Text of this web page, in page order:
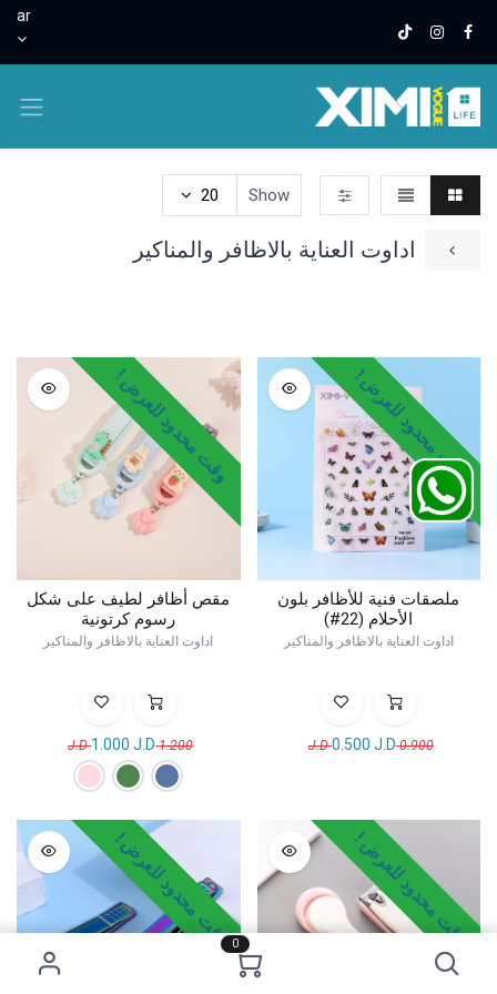
0
ar
اداوت العناية بالاظافر والمناكير
Show
20
وقت محدود للعرض !
ملصقات فنية للأظافر بلون
الأحلام (22#)
اداوت العناية بالاظافر والمناكير
0.900
J.D
0.500 J.D
وقت محدود للعرض !
مقص أظافر لطيف على شكل
رسوم كرتونية
اداوت العناية بالاظافر والمناكير
1.200
J.D
1.000 J.D
وقت محدود للعرض ! وقت محدود للعرض !